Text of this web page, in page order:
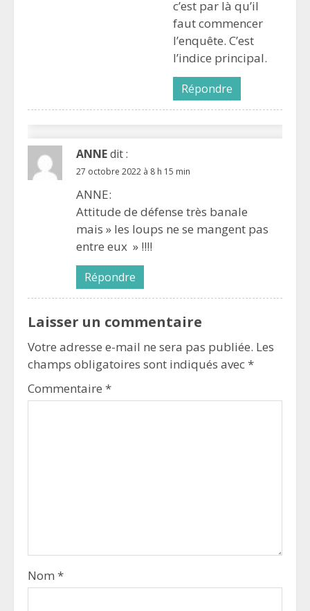
c’est par là qu’il
faut commencer
l’enquête. C’est
l’indice principal.
Répondre
ANNEdit :
27 octobre 2022 à 8 h 15 min
ANNE:
Attitude de défense très banale
mais » les loups ne se mangent pas
entre eux » !!!!
Répondre
Laisser un commentaire
Votre adresse e-mail ne sera pas publiée. Les
champs obligatoires sont indiqués avec*
Commentaire *
Nom *